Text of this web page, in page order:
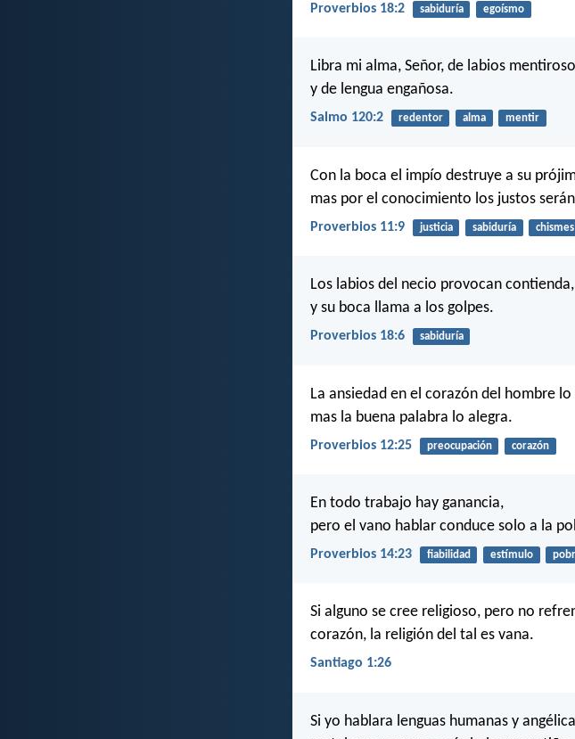
Proverbios 18:2 sabiduría egoísmo
Libra mi alma, Señor, de labios
y de lengua engañosa.
Salmo 120:2 redentor alma mentir
Con la boca el impío destruye a su
mas por el conocimiento los justos
Proverbios 11:9 justicia sabiduría chismes
Los labios del necio provocan contienda,
y su boca llama a los golpes.
Proverbios 18:6 sabiduría
La ansiedad en el corazón del hombre
mas la buena palabra lo alegra.
Proverbios 12:25 preocupación corazón
En todo trabajo hay ganancia,
pero el vano hablar conduce solo a la
Proverbios 14:23 fiabilidad estímulo
Si alguno se cree religioso, pero no
corazón, la religión del tal es vana.
Santiago 1:26
Si yo hablara lenguas humanas y